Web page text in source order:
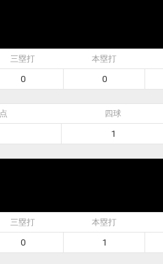
三塁打 本塁打
0 0
四球
1
三塁打 本塁打
0 1